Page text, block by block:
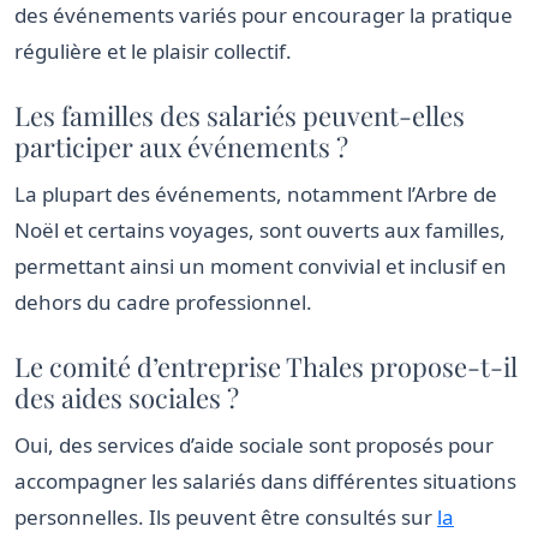
des événements variés pour encourager la pratique
régulière et le plaisir collectif.
Les familles des salariés peuvent-elles
participer aux événements ?
La plupart des événements, notamment l’Arbre de
Noël et certains voyages, sont ouverts aux familles,
permettant ainsi un moment convivial et inclusif en
dehors du cadre professionnel.
Le comité d’entreprise Thales propose-t-il
des aides sociales ?
Oui, des services d’aide sociale sont proposés pour
accompagner les salariés dans différentes situations
personnelles. Ils peuvent être consultés sur la